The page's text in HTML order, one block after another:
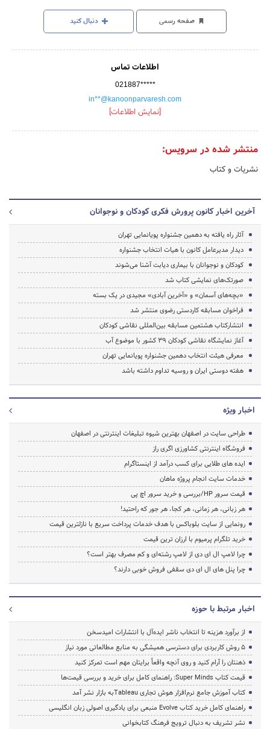
صفحه رسمی دنبال کنید
اطلاعات تماس
021887*****
in**@kanoonparvaresh.com
[نمایش اطلاعات]
منتشر شده در سرویس:
نشریات و کتاب
آخرین اخبار کانون پرورش فکری کودکان و نوجوانان
آثار راه‌ یافته به دهمین جشنواره پویانمایی تهران
دیدار مدیرعامل کانون با هیات انتخاب جشنواره
کودکان و نوجوانان با بیماری دیابت آشنا می‌شوند
صورتک‌های نمایشی کتاب شد
«بچه‌های آسمان» و «آخرین آبادی» مجیدی در یک بسته
فراخوان مسابقه کاردستی رضوی منتشر شد
انتشارکتاب هشتمین مسابقه بین‌المللی نقاشی کودکان
آغاز نمایشگاه نقاشی‌ کودکان 39 کشور با موضوع آب
معرفی هیئت انتخاب دهمین جشنواره پویانمایی تهران
هفته‌ دوستی ایران و روسیه تداوم داشته باشد
اخبار ویژه
طراحی سایت در اصفهان بهترین شیوه تبلیغات اینترنتی در اصفهان
فروشگاه اینترنتی کشاورزی اگری راز
ایده های طلایی برای کسب درآمد از اینستاگرام
خدمات سایت انجام پروژه ماهان
قیمت سرور HP/بررسی و خرید سرور اچ پی
هر زبانی، هر زمانی، هر کجا، هر جور که راحتید!
رونمایی از سایت بلوباکس با هدف خدمات پرداخت سریع با نازلترین قیمت
خرید تلگرام پرمیوم با ارزان ترین قیمت
چرا لامپ ال ای دی از لامپ رشته‌ای و کم مصرف بهتر است؟
چرا پنل های ال ای دی سقفی فروش خوبی دارند؟
اخبار مرتبط با حوزه
از برآورد هزینه تا انتخاب ناشر ایده‌آل با انتشارات امیدسخن
۵ روش کاربردی برای دسترسی همیشگی به منابع مطالعاتی مورد نیاز
ذهنتان را آرام کنید و روی آنچه واقعاً برایتان مهم است تمرکز کنید
قیمت کتاب Super Minds: راهنمای کامل برای خرید و بررسی قیمت‌ها
کتاب آموزش جامع نرم‌افزار هوش تجاری Tableauبه بازار نشر آمد
راهنمای کامل خرید کتاب Evolve منبعی برای یادگیری اصولی زبان انگلیسی
نشر تشریف به دنبال ترویج فرهنگ کتابخوانی